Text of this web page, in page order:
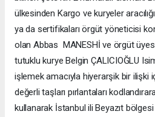
ülkesinden Kargo ve kuryeler
ya da sertifikaları örgüt yöneticisi
olan Abbas MANESHİ ve örgüt
tutuklu kurye Belgin ÇALICIOĞLU
işlemek amacıyla hiyerarşik bir ilişki
değerli taşları pırlantaları
kullanarak İstanbul ili Beyazıt bölgesi